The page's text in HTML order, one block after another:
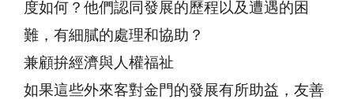
度如何？他們認同發展的歷程以及遭遇的困
難，有細膩的處理和協助？
兼顧拚經濟與人權福祉
如果這些外來客對金門的發展有所助益，友善